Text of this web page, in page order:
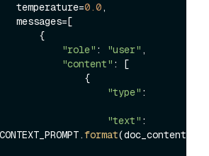
            temperature=
0.0,
"role" : "user" ,
"content" : [
"type"
"text" :
format